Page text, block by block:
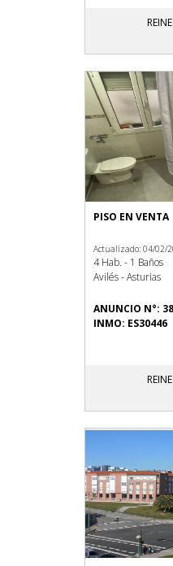
PISO EN VENTA
Actualizado: 04/02/
4 Hab. - 1 Baños
Avilés - Asturias
ANUNCIO N°:
INMO: ES30446